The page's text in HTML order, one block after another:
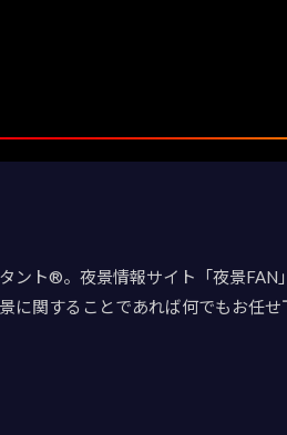
ント®。夜景情報サイト「夜景FAN
関することであれば何でもお任せ